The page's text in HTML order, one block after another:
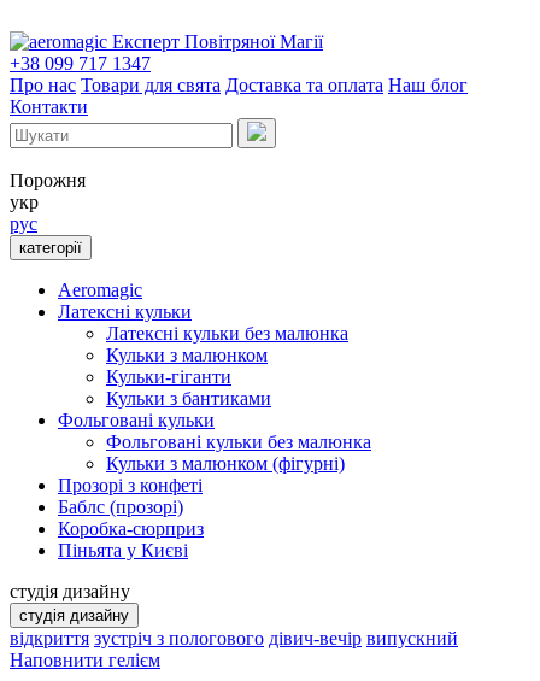
Експерт Повітряної Магії
+38 099 717 1347
Про нас Товари для свята Доставка та оплата Наш блог
Контакти
Порожня
укр
рус
категорії
Aeromagic
Латексні кульки
Латексні кульки без малюнка
Кульки з малюнком
Кульки-гіганти
Кульки з бантиками
Фольговані кульки
Фольговані кульки без малюнка
Кульки з малюнком (фігурні)
Прозорі з конфеті
Баблс (прозорі)
Коробка-сюрприз
Піньята у Києві
студія дизайну
студія дизайну
відкриття зустріч з пологового дівич-вечір випускний
Наповнити гелієм